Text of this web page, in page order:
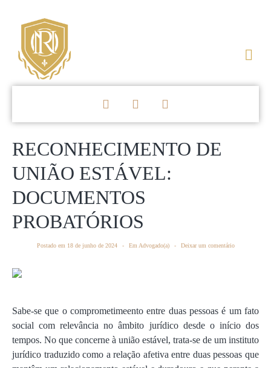
RECONHECIMENTO DE
UNIÃO ESTÁVEL:
DOCUMENTOS
PROBATÓRIOS
Postado em 18 de junho de 2024 Em Advogado(a) Deixar um comentário
Sabe-se que o comprometimeento entre duas pessoas é um fato
social com relevância no âmbito jurídico desde o início dos
tempos. No que concerne à união estável, trata-se de um instituto
jurídico traduzido como a relação afetiva entre duas pessoas que